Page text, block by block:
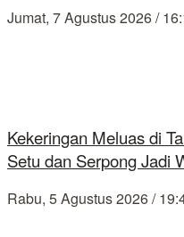
Jumat, 7 Agustus 2026 /
Kekeringan Meluas di
Setu dan Serpong Jadi
Rabu, 5 Agustus 2026 /